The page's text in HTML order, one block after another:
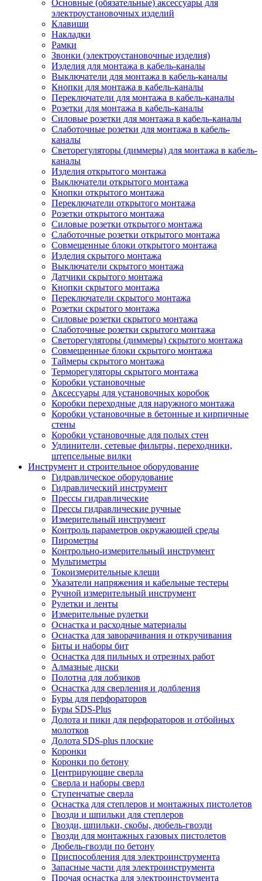
Основные (обязательные) аксессуары для
электроустановочных изделий
Клавиши
Накладки
Рамки
Звонки (электроустановочные изделия)
Изделия для монтажа в кабель-каналы
Выключатели для монтажа в кабель-каналы
Кнопки для монтажа в кабель-каналы
Переключатели для монтажа в кабель-каналы
Розетки для монтажа в кабель-каналы
Силовые розетки для монтажа в кабель-каналы
Слаботочные розетки для монтажа в кабель-
каналы
Светорегуляторы (диммеры) для монтажа в кабель-
каналы
Изделия открытого монтажа
Выключатели открытого монтажа
Кнопки открытого монтажа
Переключатели открытого монтажа
Розетки открытого монтажа
Силовые розетки открытого монтажа
Слаботочные розетки открытого монтажа
Совмещенные блоки открытого монтажа
Изделия скрытого монтажа
Выключатели скрытого монтажа
Датчики скрытого монтажа
Кнопки скрытого монтажа
Переключатели скрытого монтажа
Розетки скрытого монтажа
Силовые розетки скрытого монтажа
Слаботочные розетки скрытого монтажа
Светорегуляторы (диммеры) скрытого монтажа
Совмещенные блоки скрытого монтажа
Таймеры скрытого монтажа
Терморегуляторы скрытого монтажа
Коробки установочные
Аксессуары для установочных коробок
Коробки переходные для наружного монтажа
Коробки установочные в бетонные и кирпичные
стены
Коробки установочные для полых стен
Удлинители, сетевые фильтры, переходники,
штепсельные вилки
Инструмент и строительное оборудование
Гидравлическое оборудование
Гидравлический инструмент
Прессы гидравлические
Прессы гидравлические ручные
Измерительный инструмент
Контроль параметров окружающей среды
Пирометры
Контрольно-измерительный инструмент
Мультиметры
Токоизмерительные клещи
Указатели напряжения и кабельные тестеры
Ручной измерительный инструмент
Рулетки и ленты
Измерительные рулетки
Оснастка и расходные материалы
Оснастка для заворачивания и откручивания
Биты и наборы бит
Оснастка для пильных и отрезных работ
Алмазные диски
Полотна для лобзиков
Оснастка для сверления и долбления
Буры для перфораторов
Буры SDS-Plus
Долота и пики для перфораторов и отбойных
молотков
Долота SDS-plus плоские
Коронки
Коронки по бетону
Центрирующие сверла
Сверла и наборы сверл
Ступенчатые сверла
Оснастка для степлеров и монтажных пистолетов
Гвозди и шпильки для степлеров
Гвозди, шпильки, скобы, дюбель-гвозди
Гвозди для монтажных газовых пистолетов
Дюбель-гвозди по бетону
Приспособления для электроинструмента
Запасные части для электроинструмента
Прочая оснастка для электроинструмента